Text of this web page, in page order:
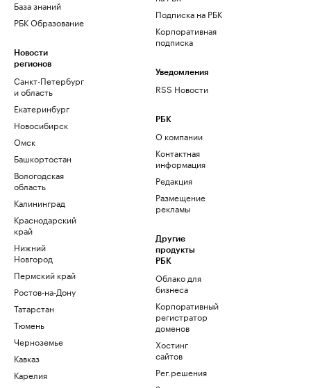
База знаний
РБК Образование
Новости
регионов
Санкт-Петербург
и область
Екатеринбург
Новосибирск
Омск
Башкортостан
Вологодская
область
Калининград
Краснодарский
край
Нижний
Новгород
Пермский край
Ростов-на-Дону
Татарстан
Тюмень
Черноземье
Кавказ
Карелия
Подписка на РБК
Корпоративная
подписка
Уведомления
RSS Новости
РБК
О компании
Контактная
информация
Редакция
Размещение
рекламы
Другие
продукты
РБК
Облако для
бизнеса
Корпоративный
регистратор
доменов
Хостинг
сайтов
Рег.решения